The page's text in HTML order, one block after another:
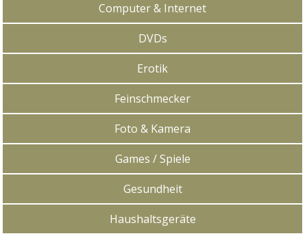
Computer & Internet
DVDs
Erotik
Feinschmecker
Foto & Kamera
Games / Spiele
Gesundheit
Haushaltsgeräte